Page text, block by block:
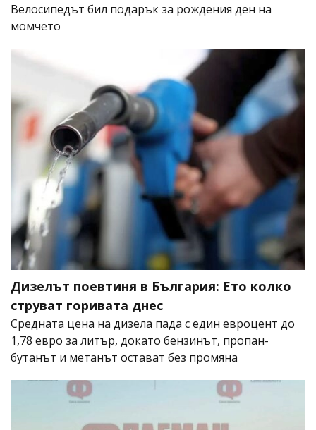
Велосипедът бил подарък за рождения ден на
момчето
Дизелът поевтиня в България: Ето колко
струват горивата днес
Средната цена на дизела пада с един евроцент до
1,78 евро за литър, докато бензинът, пропан-
бутанът и метанът остават без промяна